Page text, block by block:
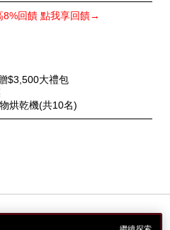
8%回饋 點我享回饋→
$3,500大禮包
烘乾機(共10名)